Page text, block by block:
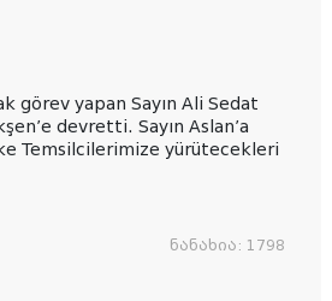
görev yapan Sayın Ali Sedat
devretti. Sayın Aslan’a
Temsilcilerimize yürütecekleri
ნანახია: 1798